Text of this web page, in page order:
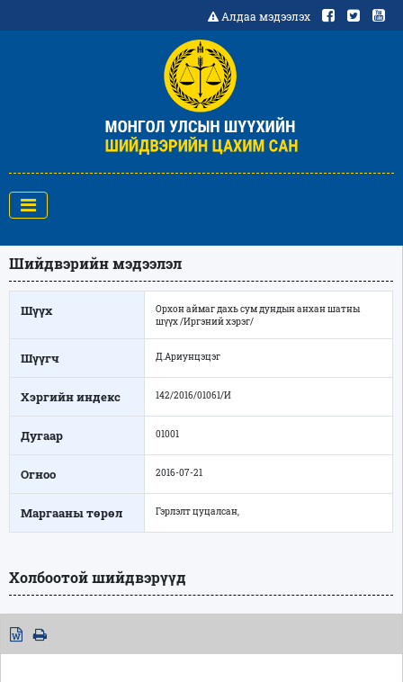
Алдаа мэдээлэх
Шийдвэрийн мэдээлэл
Шүүх
Орхон аймаг дахь сум дундын анхан шатны
шүүх /Иргэний хэрэг/
Шүүгч Д.Ариунцэцэг
Хэргийн индекс 142/2016/01061/И
Дугаар 01001
Огноо 2016-07-21
Маргааны төрөл Гэрлэлт цуцалсан,
Холбоотой шийдвэрүүд